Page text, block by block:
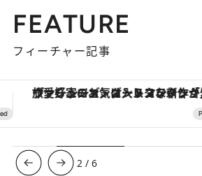
FEATURE
フィーチャー記事
【銀座で出合う最旬美容】美髪ケアや上質な眠り…セルフケアのアップデートから、特別な名入れギフトまで。大人のための「ReFa
3 /6